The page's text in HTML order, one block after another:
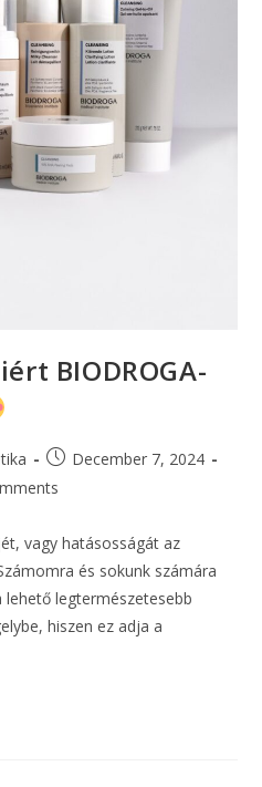
BIODROGA-
December 7, 2024
vagy hatásosságát az
és sokunk számára
legtermészetesebb
hiszen ez adja a